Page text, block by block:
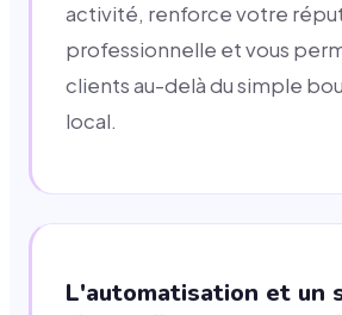
activité, renforce votre
professionnelle et vous
clients au-delà du simple
local.
L'automatisation et un